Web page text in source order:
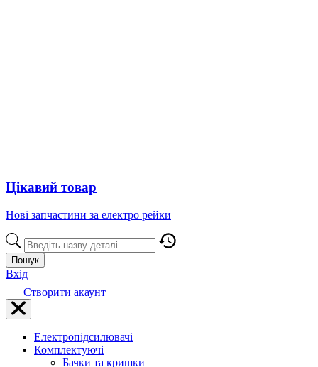
Цікавий товар
Нові запчастини за електро рейки
Пошук
Вхід
Створити акаунт
Електропідсилювачі
Комплектуючі
Бачки та кришки